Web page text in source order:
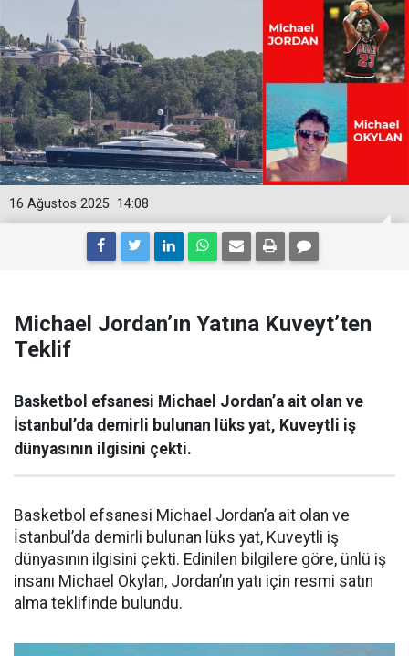
14:08
16 Ağustos 2025
Michael Jordan’ın Yatına Kuveyt’ten
Teklif
Basketbol efsanesi Michael Jordan’a ait olan ve
İstanbul’da demirli bulunan lüks yat, Kuveytli iş
dünyasının ilgisini çekti.
Basketbol efsanesi Michael Jordan’a ait olan ve
İstanbul’da demirli bulunan lüks yat, Kuveytli iş
dünyasının ilgisini çekti. Edinilen bilgilere göre, ünlü iş
insanı Michael Okylan, Jordan’ın yatı için resmi satın
alma teklifinde bulundu.